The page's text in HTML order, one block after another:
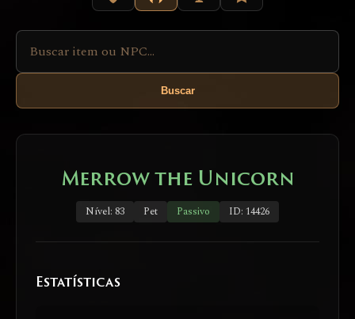
Buscar
Merrow the Unicorn
Nível: 83 Pet Passivo ID: 14426
Estatísticas